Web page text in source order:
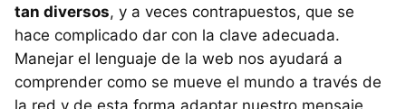
tan diversos, y a veces contrapuestos, que se
hace complicado dar con la clave adecuada.
Manejar el lenguaje de la web nos ayudará a
comprender como se mueve el mundo a través de